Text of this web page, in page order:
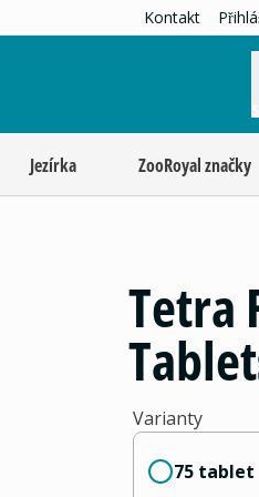
Kontakt
Jezírka ZooRoyal značky
Tetra
Varianty
75 tablet